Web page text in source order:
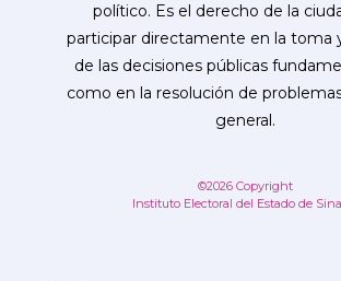
político. Es el derecho de la
participar directamente en la toma
de las decisiones públicas
como en la resolución de
general.
©2026 Copyright
Instituto Electoral del Estado de